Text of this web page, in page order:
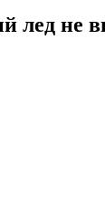
лед не